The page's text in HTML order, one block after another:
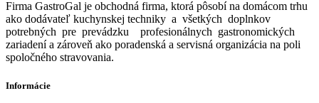
Firma GastroGal je obchodná firma, ktorá pôsobí na domácom trhu
ako dodávateľ kuchynskej techniky a všetkých doplnkov
potrebných pre prevádzku profesionálnych gastronomických
zariadení a zároveň ako poradenská a servisná organizácia na poli
spoločného stravovania.
Informácie